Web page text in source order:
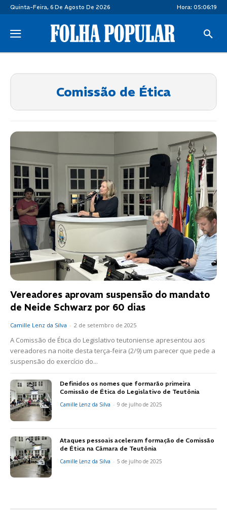
Quinta-Feira, 6 De Agosto De 2026 Hora: 05:06:19
Comissão de Ética
Vereadores aprovam suspensão do mandato
de Neide Schwarz por 60 dias
Camille Lenz da Silva - 2 de setembro de 2025
A Comissão de Ética do Legislativo teutoniense apresentou aos
vereadores na noite desta terça-feira (2/9) um parecer que pede a
suspensão do exercício do...
Definidos os nomes que formarão primeira
Comissão de Ética do Legislativo de Teutônia
Camille Lenz da Silva - 9 de julho de 2025
Ataques pessoais aceleram formação de Comissão
de Ética na Câmara de Teutônia
Camille Lenz da Silva - 5 de julho de 2025